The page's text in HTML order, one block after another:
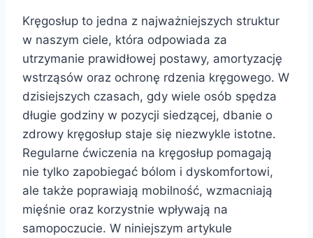
Kręgosłup to jedna z najważniejszych struktur
w naszym ciele, która odpowiada za
utrzymanie prawidłowej postawy, amortyzację
wstrząsów oraz ochronę rdzenia kręgowego. W
dzisiejszych czasach, gdy wiele osób spędza
długie godziny w pozycji siedzącej, dbanie o
zdrowy kręgosłup staje się niezwykle istotne.
Regularne ćwiczenia na kręgosłup pomagają
nie tylko zapobiegać bólom i dyskomfortowi,
ale także poprawiają mobilność, wzmacniają
mięśnie oraz korzystnie wpływają na
samopoczucie. W niniejszym artykule